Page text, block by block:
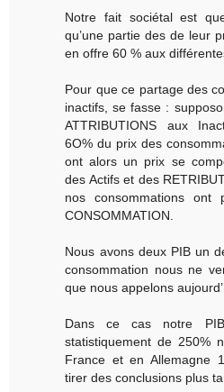
Notre fait sociétal est
qu’une partie des de leur
en offre 60 % aux
Pour que ce partage des
inactifs, se fasse :
ATTRIBUTIONS aux
6O% du prix des
ont alors un prix se
des Actifs et des
nos consommations
CONSOMMATION.
Nous avons deux PIB un
consommation nous ne
que nous appelons
Dans ce cas notre
statistiquement de 250%
France et en Allemagne
tirer des conclusions plus